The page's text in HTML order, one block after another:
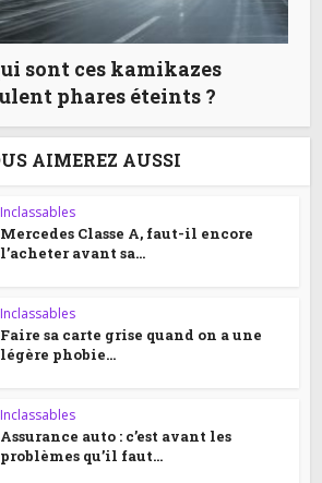
sont ces kamikazes
phares éteints ?
AIMEREZ AUSSI
Inclassables
Mercedes Classe A, faut-il encore
l’acheter avant sa...
Inclassables
Faire sa carte grise quand on a une
légère phobie...
Inclassables
Assurance auto : c’est avant les
problèmes qu’il faut...